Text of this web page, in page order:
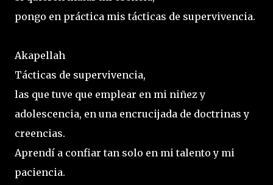
pongo en práctica mis tácticas de supervivencia.
Akapellah
Tácticas de supervivencia,
las que tuve que emplear en mi niñez y
adolescencia, en una encrucijada de doctrinas y
creencias.
Aprendí a confiar tan solo en mi talento y mi
paciencia.